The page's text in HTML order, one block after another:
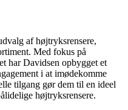
af højtryksrensere,
Med fokus på
har Davidsen opbygget et
i at imødekomme
tilgang gør dem til en ideel
højtryksrensere.